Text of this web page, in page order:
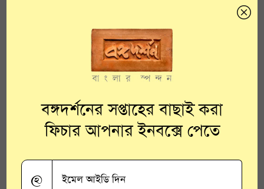
বঙ্গদর্শনের সপ্তাহের বাছাই করা
ফিচার আপনার ইনবক্সে পেতে
@